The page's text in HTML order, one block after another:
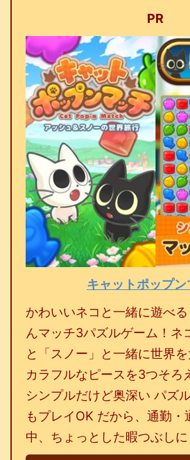
PR
キャットポップン
かわいいネコと一緒に遊べ
んマッチ3パズルゲーム！ネ
と「スノー」と一緒に世界を
カラフルなピースを3つそろ
シンプルだけど奥深い パズ
もプレイOK だから、通勤・
中、ちょっとした暇つぶしに